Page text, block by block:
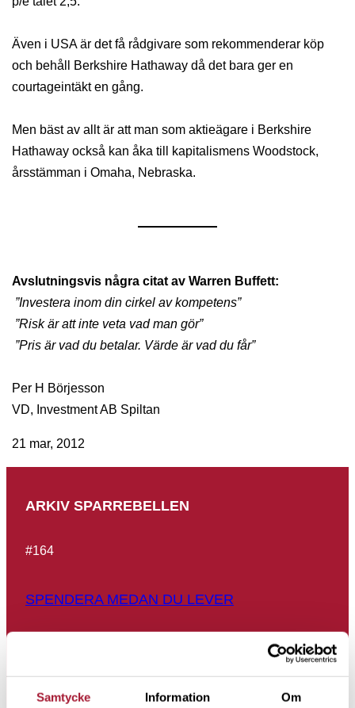
Samtycke Information Om
Även i USA är det få rådgivare som rekommenderar köp
och behåll Berkshire Hathaway då det bara ger en
courtageintäkt en gång.
Men bäst av allt är att man som aktieägare i Berkshire
Hathaway också kan åka till kapitalismens Woodstock,
årsstämman i Omaha, Nebraska.
Avslutningsvis några citat av Warren Buffett:
”Investera inom din cirkel av kompetens”
”Risk är att inte veta vad man gör”
”Pris är vad du betalar. Värde är vad du får”
Per H Börjesson
VD, Investment AB Spiltan
21 mar, 2012
ARKIV SPARREBELLEN
#164
SPENDERA MEDAN DU LEVER
Börjessons börsspaning för 2026